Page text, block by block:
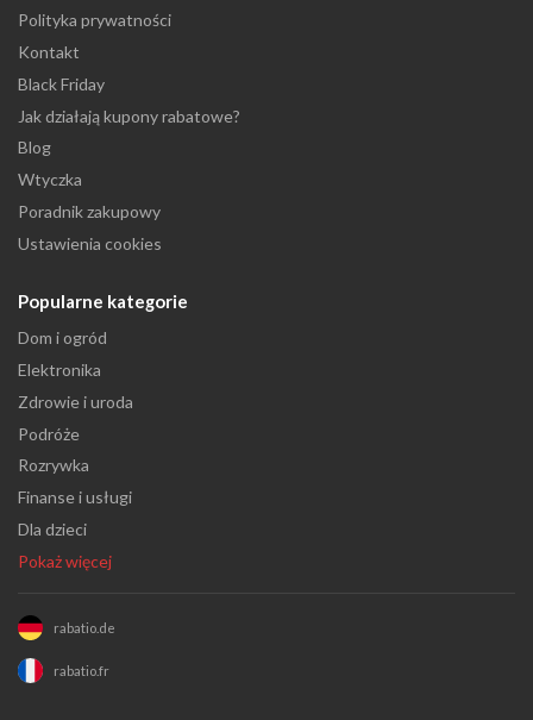
Polityka prywatności
Kontakt
Black Friday
Jak działają kupony rabatowe?
Blog
Wtyczka
Poradnik zakupowy
Ustawienia cookies
Popularne kategorie
Dom i ogród
Elektronika
Zdrowie i uroda
Podróże
Rozrywka
Finanse i usługi
Dla dzieci
Pokaż więcej
rabatio.de
rabatio.fr